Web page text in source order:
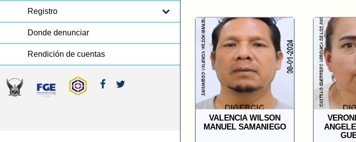
Registro
Donde denunciar
Rendición de cuentas
VALENCIA WILSON
MANUEL SAMANIEGO